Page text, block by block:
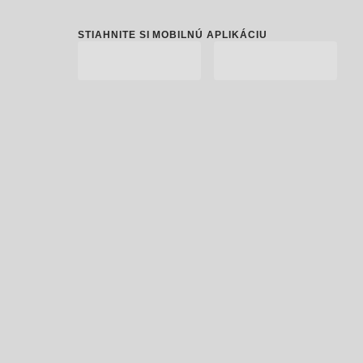
STIAHNITE SI MOBILNÚ APLIKÁCIU